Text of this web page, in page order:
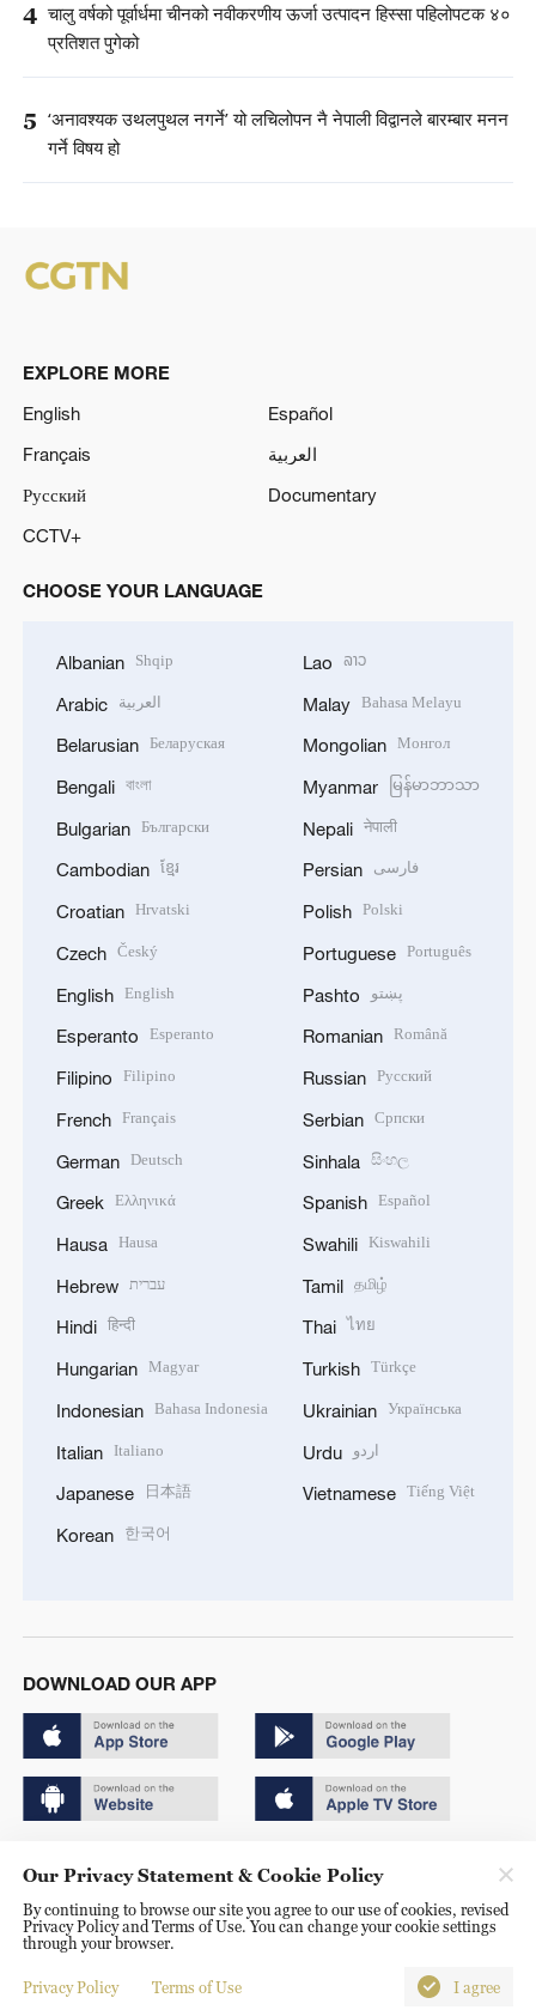
4 चालु वर्षको पूर्वार्धमा चीनको नवीकरणीय ऊर्जा उत्पादन हिस्सा पहिलोपटक ४०
प्रतिशत पुगेको
5 ‘अनावश्यक उथलपुथल नगर्ने’ यो लचिलोपन नै नेपाली विद्वानले बारम्बार मनन
गर्ने विषय हो
EXPLORE MORE
English
Español
Français
العربية
Русский
Documentary
CCTV+
CHOOSE YOUR LANGUAGE
Albanian Shqip
Arabic العربية
Belarusian Беларуская
Bengali বাংলা
Bulgarian Български
Cambodian ខ្មែរ
Croatian Hrvatski
Czech Český
English English
Esperanto Esperanto
Filipino Filipino
French Français
German Deutsch
Greek Ελληνικά
Hausa Hausa
Hebrew עברית
Hindi हिन्दी
Hungarian Magyar
Indonesian Bahasa Indonesia
Italian Italiano
Japanese 日本語
Korean 한국어
Lao ລາວ
Malay Bahasa Melayu
Mongolian Монгол
Myanmar မြန်မာဘာသာ
Nepali नेपाली
Persian فارسی
Polish Polski
Portuguese Português
Pashto پښتو
Romanian Română
Russian Русский
Serbian Српски
Sinhala සිංහල
Spanish Español
Swahili Kiswahili
Tamil தமிழ்
Thai ไทย
Turkish Türkçe
Ukrainian Українська
Urdu اردو
Vietnamese Tiếng Việt
DOWNLOAD OUR APP
京ICP备20000184号
京公网安备 11010502050052号
Disinformation report hotline: 010-85061466
Our Privacy Statement & Cookie Policy
By continuing to browse our site you agree to our use of cookies, revised
Privacy Policy and Terms of Use. You can change your cookie settings
through your browser.
Privacy Policy Terms of Use I agree